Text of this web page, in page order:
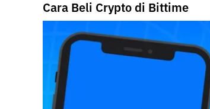
Cara Beli Crypto di Bittime